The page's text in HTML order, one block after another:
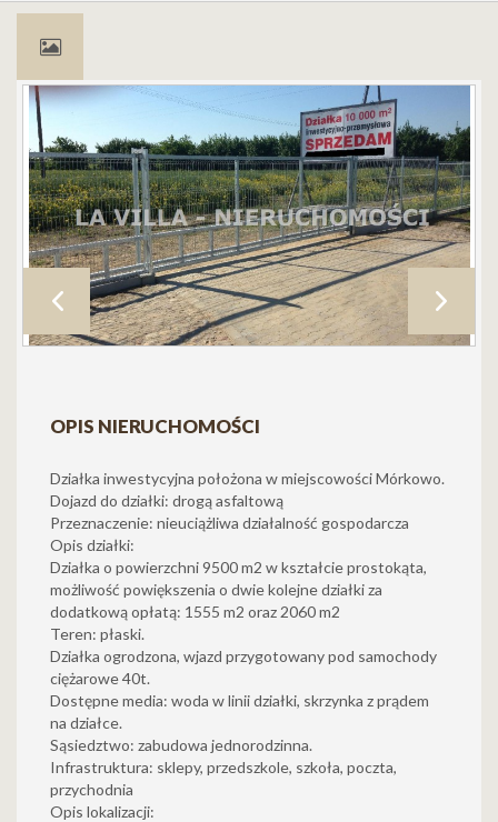
OPIS NIERUCHOMOŚCI
Działka inwestycyjna położona w miejscowości Mórkowo.
Dojazd do działki: drogą asfaltową
Przeznaczenie: nieuciążliwa działalność gospodarcza
Opis działki:
Działka o powierzchni 9500 m2 w kształcie prostokąta,
możliwość powiększenia o dwie kolejne działki za
dodatkową opłatą: 1555 m2 oraz 2060 m2
Teren: płaski.
Działka ogrodzona, wjazd przygotowany pod samochody
ciężarowe 40t.
Dostępne media: woda w linii działki, skrzynka z prądem
na działce.
Sąsiedztwo: zabudowa jednorodzinna.
Infrastruktura: sklepy, przedszkole, szkoła, poczta,
przychodnia
Opis lokalizacji: